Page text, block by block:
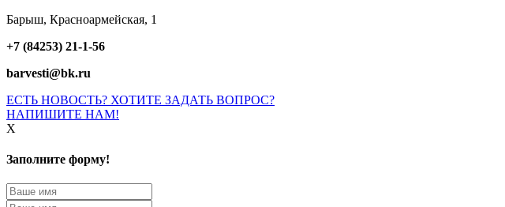
Барыш, Красноармейская, 1
+7 (84253) 21-1-56
barvesti@bk.ru
ЕСТЬ НОВОСТЬ? ХОТИТЕ ЗАДАТЬ ВОПРОС?
НАПИШИТЕ НАМ!
X
Заполните форму!